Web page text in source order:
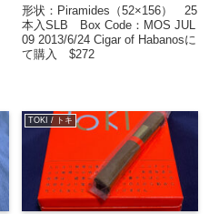
形状：Piramides（52×156） 25
本入SLB Box Code：MOS JUL
09 2013/6/24 Cigar of Habanosに
て購入 $272
TOKI / トキ